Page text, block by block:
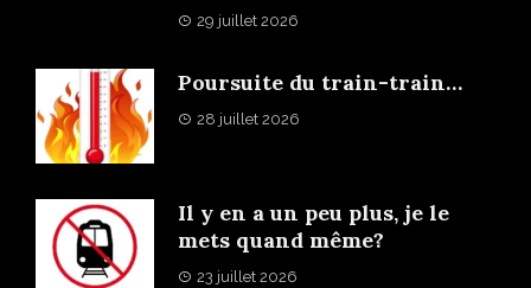
29 juillet 2026
Poursuite du train-train…
28 juillet 2026
Il y en a un peu plus, je le
mets quand même?
23 juillet 2026